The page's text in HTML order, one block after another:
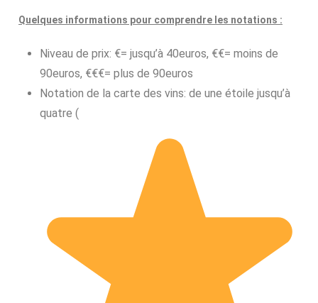
Quelques informations pour comprendre les notations :
Niveau de prix: €= jusqu’à 40euros, €€= moins de
90euros, €€€= plus de 90euros
Notation de la carte des vins: de une étoile jusqu’à
quatre (